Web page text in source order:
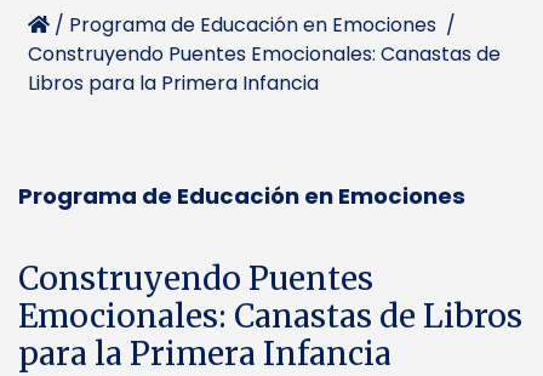
/ Programa de Educación en Emociones /
Construyendo Puentes Emocionales: Canastas de
Libros para la Primera Infancia
Programa de Educación en Emociones
Construyendo Puentes
Emocionales: Canastas de Libros
para la Primera Infancia